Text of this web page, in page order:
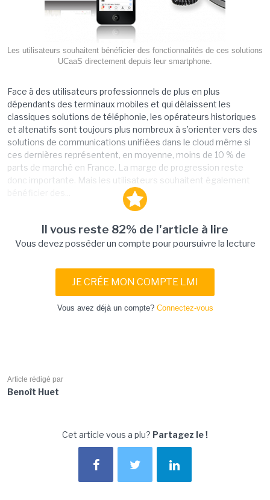
Les utilisateurs souhaitent bénéficier des fonctionnalités de ces solutions
UCaaS directement depuis leur smartphone.
Face à des utilisateurs professionnels de plus en plus
dépendants des terminaux mobiles et qui délaissent les
classiques solutions de téléphonie, les opérateurs historiques
et altenatifs sont toujours plus nombreux à s’orienter vers des
solutions de communications unifiées dans le cloud même si
ces dernières représentent, en moyenne, moins de 10 % de
parts de marché en France. La marge de progression reste
donc importante. Mais les utilisateurs souhaitent également
Il vous reste 82% de l'article à lire
Vous devez posséder un compte pour poursuivre la lecture
JE CRÉE MON COMPTE LMI
Vous avez déjà un compte? Connectez-vous
Article rédigé par
Benoît Huet
Cet article vous a plu? Partagez le !